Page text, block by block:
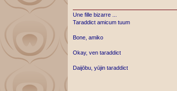
Une fille bizarre ...
Taraddict amicum tuum
Bone, amiko
Okay, ven taraddict
Daijōbu, yūjin taraddict